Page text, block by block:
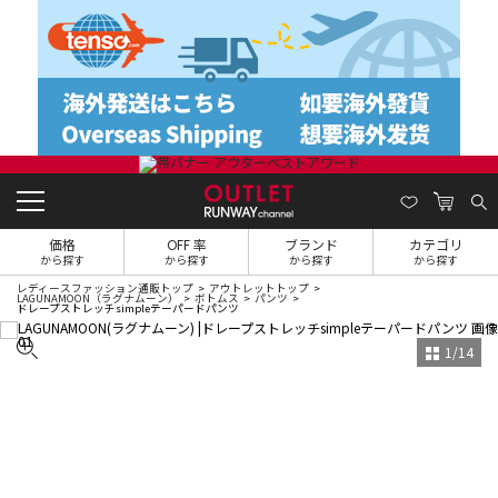
価格
から探す
OFF 率
から探す
ブランド
から探す
カテゴリ
から探す
レディースファッション通販トップ アウトレットトップ
LAGUNAMOON（ラグナムーン） ボトムス パンツ
ドレープストレッチsimpleテーパードパンツ
1 /14